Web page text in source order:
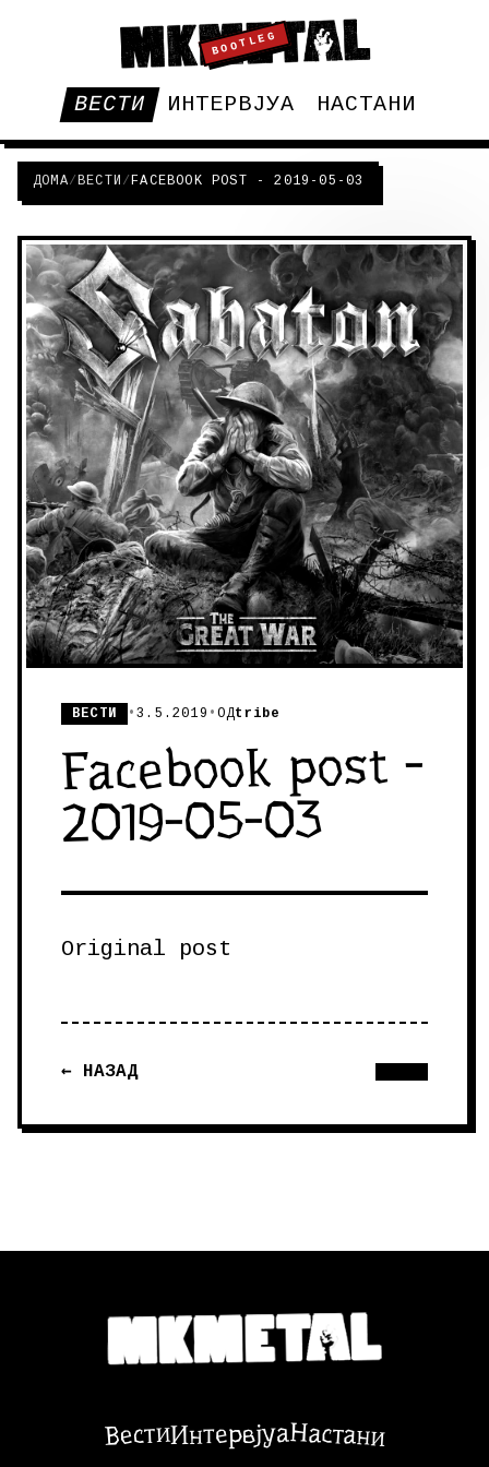
BOOTLEG
ВЕСТИ ИНТЕРВЈУА НАСТАНИ
ДОМА/ВЕСТИ /FACEBOOK POST - 2019-05-03
ВЕСТИ •3.5.2019 •ОДtribe
Facebook post -
2019-05-03
Original post
← НАЗАД
ВестиИнтервјуаНастани